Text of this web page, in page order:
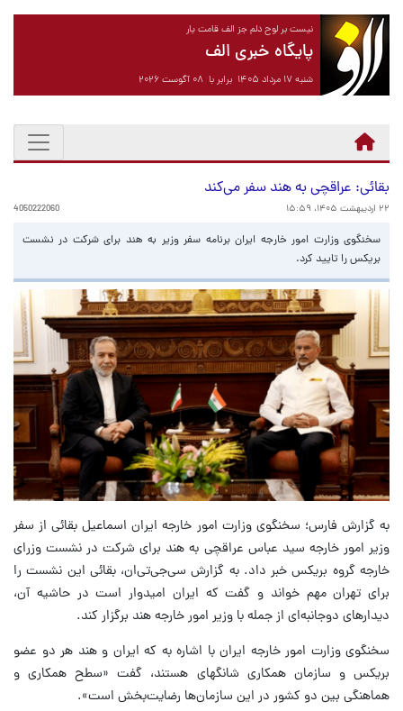
نیست بر لوح دلم جز الف قامت یار
پایگاه خبری الف
شنبه ۱۷ مرداد ۱۴۰۵ برابر با ۰۸ آگوست ۲۰۲۶
بقائی: عراقچی به هند سفر می‌کند
۲۲ اردیبهشت ۱۴۰۵، ۱۵:۵۹ 4050222060
سخنگوی وزارت امور خارجه ایران برنامه سفر وزیر به هند برای شرکت در نشست
بریکس را تایید کرد.
به گزارش فارس؛ سخنگوی وزارت امور خارجه ایران اسماعیل بقائی از سفر
وزیر امور خارجه سید عباس عراقچی به هند برای شرکت در نشست وزرای
خارجه گروه بریکس خبر داد. به گزارش سی‌جی‌تی‌ان، بقائی این نشست را
برای تهران مهم خواند و گفت که ایران امیدوار است در حاشیه آن،
دیدارهای دوجانبه‌ای از جمله با وزیر امور خارجه هند برگزار کند.
سخنگوی وزارت امور خارجه ایران با اشاره به که ایران و هند هر دو عضو
بریکس و سازمان همکاری شانگهای هستند، گفت «سطح همکاری و
هماهنگی بین دو کشور در این سازمان‌ها رضایت‌بخش است».